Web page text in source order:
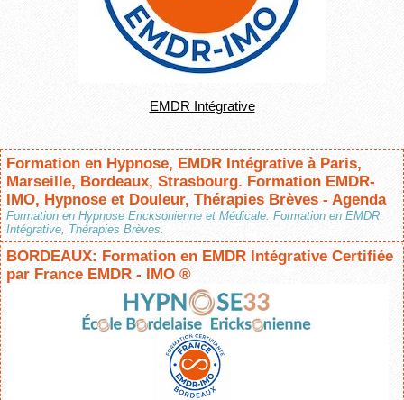
EMDR Intégrative
Formation en Hypnose, EMDR Intégrative à Paris,
Marseille, Bordeaux, Strasbourg. Formation EMDR-
IMO, Hypnose et Douleur, Thérapies Brèves - Agenda
Formation en Hypnose Ericksonienne et Médicale. Formation en EMDR
Intégrative, Thérapies Brèves.
BORDEAUX: Formation en EMDR Intégrative Certifiée
par France EMDR - IMO ®